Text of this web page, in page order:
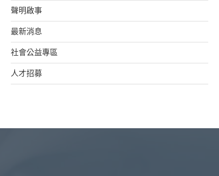
聲明啟事
最新消息
社會公益專區
人才招募